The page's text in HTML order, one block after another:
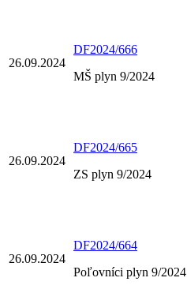
26.09.2024
DF2024/666
MŠ plyn 9/2024
26.09.2024
DF2024/665
ZS plyn 9/2024
26.09.2024
DF2024/664
Poľovníci plyn 9/2024